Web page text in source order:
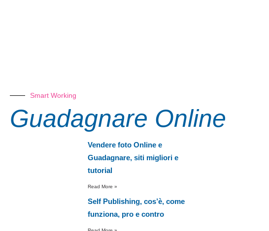
Smart Working
Guadagnare Online
Vendere foto Online e
Guadagnare, siti migliori e
tutorial
Read More »
Self Publishing, cos’è, come
funziona, pro e contro